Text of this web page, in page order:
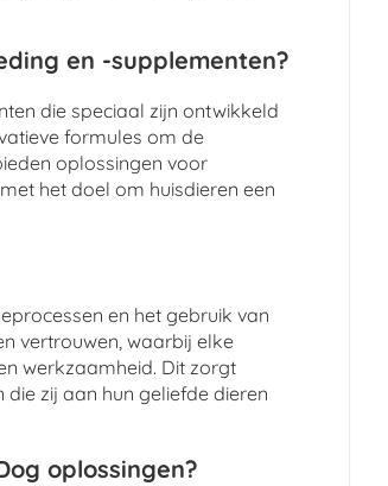
en -supplementen?
die speciaal zijn ontwikkeld
formules om de
oplossingen voor
het doel om huisdieren een
en het gebruik van
vertrouwen, waarbij elke
werkzaamheid. Dit zorgt
zij aan hun geliefde dieren
oplossingen?